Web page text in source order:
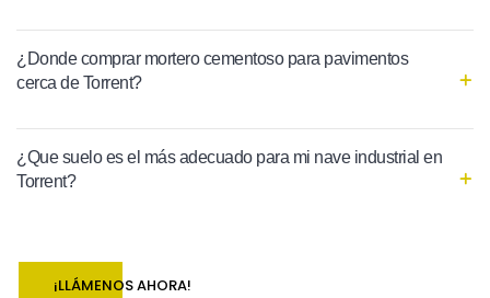
¿Donde comprar mortero cementoso para pavimentos
cerca de Torrent?
¿Que suelo es el más adecuado para mi nave industrial en
Torrent?
¡LLÁMENOS AHORA!